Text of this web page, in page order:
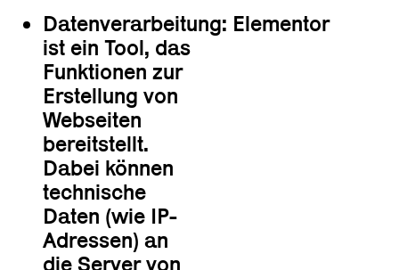
Datenverarbeitung: Elementor
ist ein Tool, das
Funktionen zur
Erstellung von
Webseiten
bereitstellt.
Dabei können
technische
Daten (wie IP-
Adressen) an
die Server von